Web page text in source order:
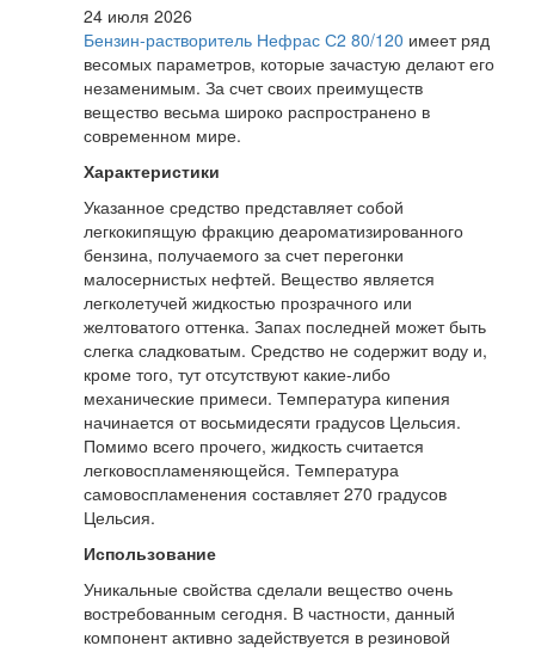
24 июля 2026
Бензин-растворитель Нефрас С2 80/120 имеет ряд
весомых параметров, которые зачастую делают его
незаменимым. За счет своих преимуществ
вещество весьма широко распространено в
современном мире.
Характеристики
Указанное средство представляет собой
легкокипящую фракцию деароматизированного
бензина, получаемого за счет перегонки
малосернистых нефтей. Вещество является
легколетучей жидкостью прозрачного или
желтоватого оттенка. Запах последней может быть
слегка сладковатым. Средство не содержит воду и,
кроме того, тут отсутствуют какие-либо
механические примеси. Температура кипения
начинается от восьмидесяти градусов Цельсия.
Помимо всего прочего, жидкость считается
легковоспламеняющейся. Температура
самовоспламенения составляет 270 градусов
Цельсия.
Использование
Уникальные свойства сделали вещество очень
востребованным сегодня. В частности, данный
компонент активно задействуется в резиновой